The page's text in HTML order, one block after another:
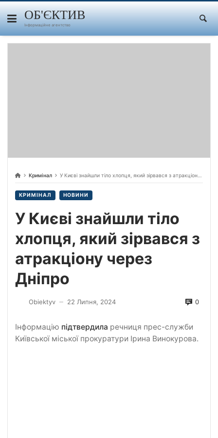
Skip
content ОБ'ЄКТИВ
Інформаційне агентство
Кримінал У Києві знайшли тіло хлопця, який зірвався з атракціону через Дніпро
КРИМІНАЛ НОВИНИ
У Києві знайшли тіло
хлопця, який зірвався з
атракціону через
Дніпро
Obiektyv — 22 Липня, 2024 0
Інформацію підтвердила речниця прес-служби
Київської міської прокуратури Ірина Винокурова.